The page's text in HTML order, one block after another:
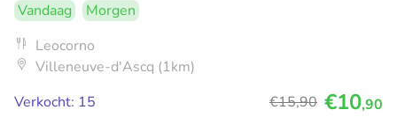
Vandaag
Morgen
Leocorno
Villeneuve-d'Ascq (1km)
Verkocht: 15
€15,90 €10,90